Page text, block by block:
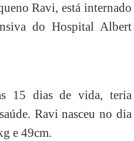
Ravi, está internado
do Hospital Albert
15 dias de vida, teria
Ravi nasceu no dia
e 49cm.